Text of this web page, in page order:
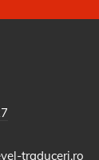
traduceri.ro